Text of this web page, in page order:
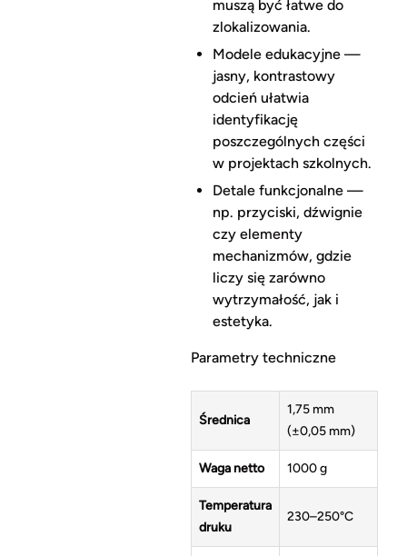
muszą być łatwe do
zlokalizowania.
Modele edukacyjne —
jasny, kontrastowy
odcień ułatwia
identyfikację
poszczególnych części
w projektach szkolnych.
Detale funkcjonalne —
np. przyciski, dźwignie
czy elementy
mechanizmów, gdzie
liczy się zarówno
wytrzymałość, jak i
estetyka.
Parametry techniczne
Średnica
1,75 mm
(±0,05 mm)
Waga netto 1000 g
Temperatura
druku
230–250°C